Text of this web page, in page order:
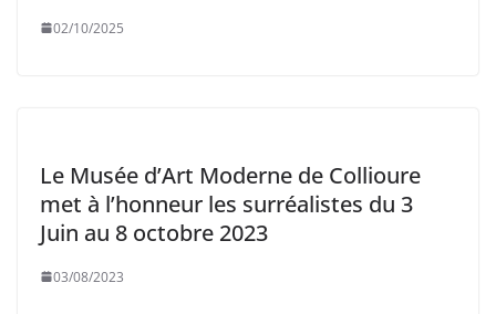
02/10/2025
Le Musée d’Art Moderne de Collioure
met à l’honneur les surréalistes du 3
Juin au 8 octobre 2023
03/08/2023